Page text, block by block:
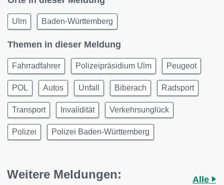
Ulm Baden-Württemberg
Themen in dieser Meldung
Fahrradfahrer Polizeipräsidium Ulm Peugeot
POL Autos Unfall Biberach Radsport
Transport Invalidität Verkehrsunglück
Polizei Polizei Baden-Württemberg
Weitere Meldungen:
Alle